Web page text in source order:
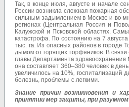
Так, в конце июля, августе и начале
России возникла сложная пожарная
сильным задымлением в Москве и во
регионах (Центральная Россия и
Калужской и Псковской областях.
катастрофа. По состоянию на 7
тыс. га. Из опасных районов в городе
дымом от горящих торфяников. В
главы Департамента здравоохранения
она составляет 360–380 человек в
увеличилось на 10%, госпитализаций
болезнь, проблемы с легкими.
Знание причин возникновения и
принятии мер защиты, при разумном